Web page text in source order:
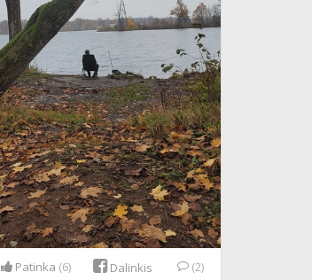
Patinka (6) Dalinkis (2)